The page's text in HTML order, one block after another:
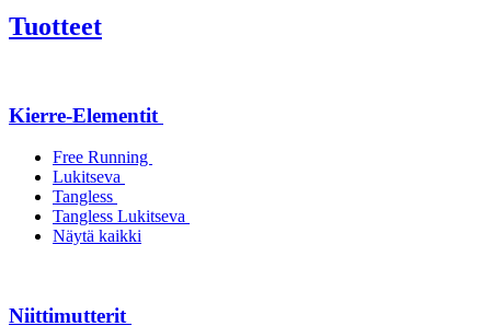
Tuotteet
Kierre-Elementit
Free Running
Lukitseva
Tangless
Tangless Lukitseva
Näytä kaikki
Niittimutterit